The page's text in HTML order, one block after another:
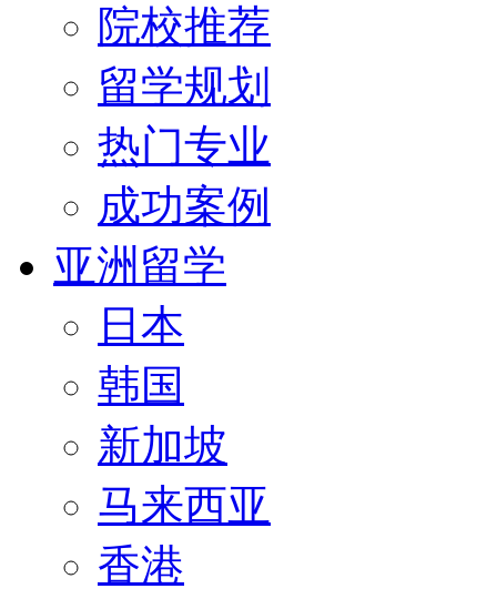
院校推荐
留学规划
热门专业
成功案例
亚洲留学
日本
韩国
新加坡
马来西亚
香港